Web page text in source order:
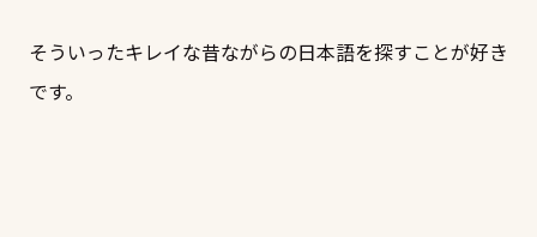
そういったキレイな昔ながらの日本語を探すことが好き
です。